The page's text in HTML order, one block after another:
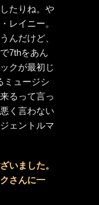
たりね。や
レイニー。
んだけど、
7thをあん
クが最初じ
ミュージシ
るって言っ
く言わない
ェントルマ
いました。
さんに一